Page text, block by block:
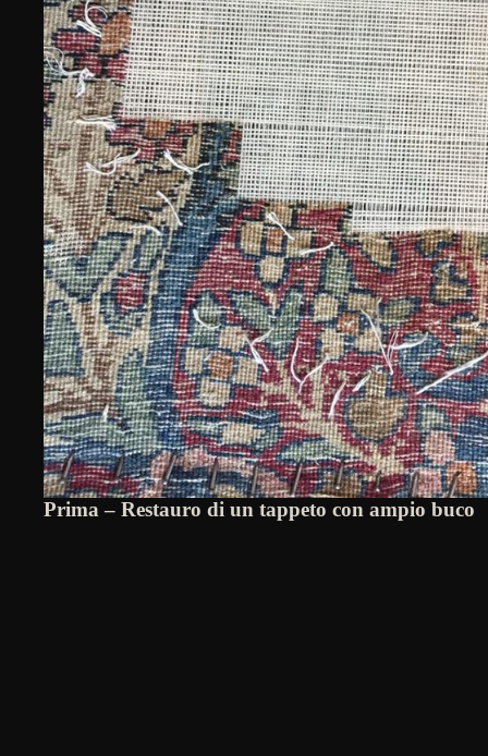
Prima – Restauro di un tappeto con ampio buco